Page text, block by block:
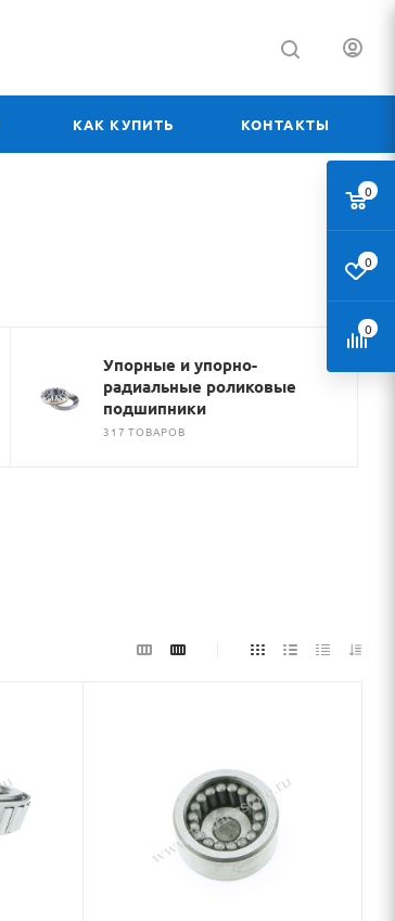
КАК КУПИТЬ КОНТАКТЫ
Упорные и упорно-
радиальные роликовые
подшипники
317 ТОВАРОВ
0
0
0